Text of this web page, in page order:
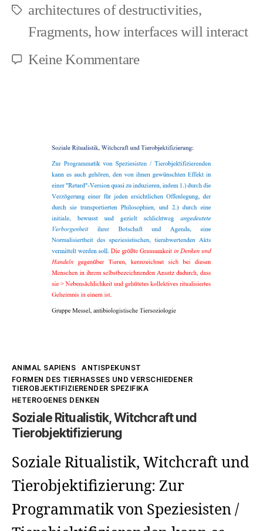
Schlagwörter
architectures of destructivities,
Fragments,how interfaces will interact
Keine Kommentarezu
allies
Kategorien
ANIMAL SAPIENS
ANTISPEKUNST
FORMEN DES TIERHASSES UND VERSCHIEDENER
TIEROBJEKTIFIZIERENDER SPEZIFIKA
HETEROGENES DENKEN
Soziale Ritualistik, Witchcraft und
Tierobjektifizierung
Soziale Ritualistik, Witchcraft und
Tierobjektifizierung: Zur
Programmatik von Speziesisten /